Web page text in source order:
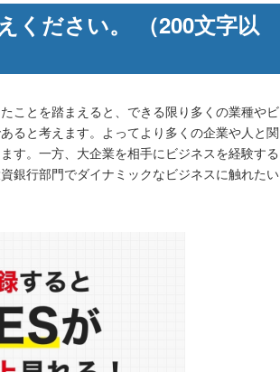
ください。 （200文字以
ことを踏まえると、できる限り多くの業種やビ
ると考えます。よってより多くの企業や人と関
す。一方、大企業を相手にビジネスを経験する
銀行部門でダイナミックなビジネスに触れたい